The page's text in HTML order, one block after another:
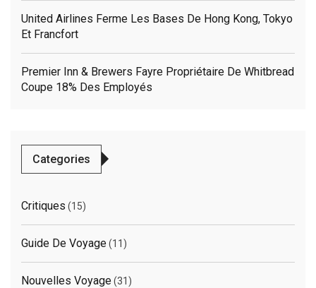
United Airlines Ferme Les Bases De Hong Kong, Tokyo
Et Francfort
Premier Inn & Brewers Fayre Propriétaire De Whitbread
Coupe 18% Des Employés
Categories
Critiques (15)
Guide De Voyage(11)
Nouvelles Voyage(31)